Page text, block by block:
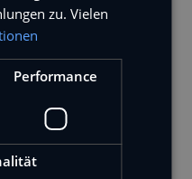
Bilder- und
zu. Vielen
Performance